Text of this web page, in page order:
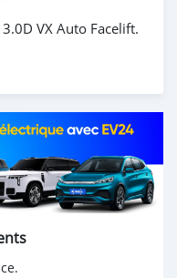
VX Auto Facelift.